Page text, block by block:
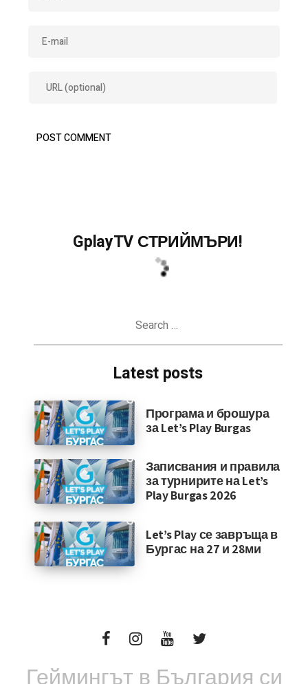
GplayTV СТРИЙМЪРИ!
Latest posts
Програма и брошура
за Let’s Play Burgas
Записвания и правила
за турнирите на Let’s
Play Burgas 2026
Let’s Play се завръща в
Бургас на 27 и 28ми